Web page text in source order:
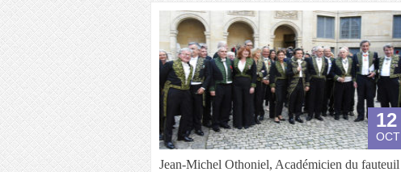
12
OCT
Jean-Michel Othoniel, Académicien du fauteuil